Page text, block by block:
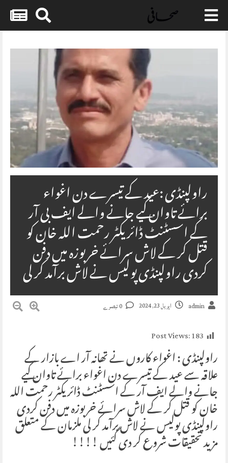
Skip
content
راولپنڈی :عید کے تیسرے دن اغواء
برائے تاوان کیے جانے والے ایف بی آر
کے اسسٹنٹ ڈائریکٹر رحمت اللہ خان کو
قتل کر کے لاش سرائے خربوزہ میں دفن
کردی راولپنڈی پولیس نے لاش برآمد کر لی
admin اپریل 23, 2024
Post Views:183
راولپنڈی : ‏اغواء کاروں نے تھانہ آر اے بازار کے
علاقہ سے عید کے تیسرے دن اغواء برائے تاوان کیے
جانے والے ⁦‪ایف آر‬⁩ کے اسسٹنٹ ڈائریکٹر رحمت اللہ
خان کو قتل کر کے لاش سرائے خربوزہ میں دفن کردی
راولپنڈی پولیس نے لاش برآمد کر لی ملزمان کے متعلق
مزید تحقیقات شروع کر دی گئیں !!!!